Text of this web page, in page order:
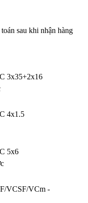
sau khi nhận hàng
3x35+2x16
4x1.5
5x6
VCSF/VCm -